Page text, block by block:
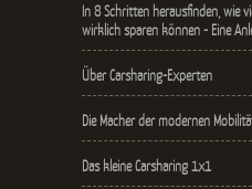
In 8 Schritten herausfinden, wie
wirklich sparen können - Eine
Über Carsharing-Experten
Die Macher der modernen
Das kleine Carsharing 1x1